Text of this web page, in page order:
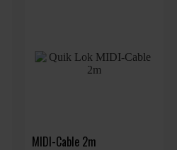
MIDI-Cable 2m